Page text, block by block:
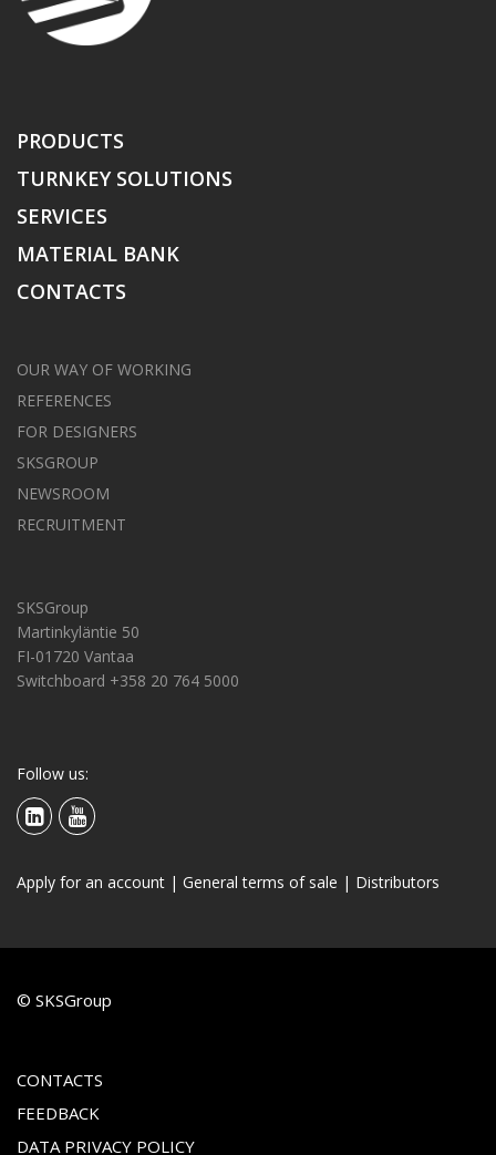
PRODUCTS
TURNKEY SOLUTIONS
SERVICES
MATERIAL BANK
CONTACTS
OUR WAY OF WORKING
REFERENCES
FOR DESIGNERS
SKSGROUP
NEWSROOM
RECRUITMENT
SKSGroup
Martinkyläntie 50
FI-01720 Vantaa
Switchboard +358 20 764 5000
Follow us:
Apply for an account | General terms of sale | Distributors
© SKSGroup
CONTACTS
FEEDBACK
DATA PRIVACY POLICY